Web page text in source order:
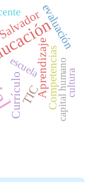
TICAprendizaje
Currículo
evaluación
Competencias
escuela capital humanocultura